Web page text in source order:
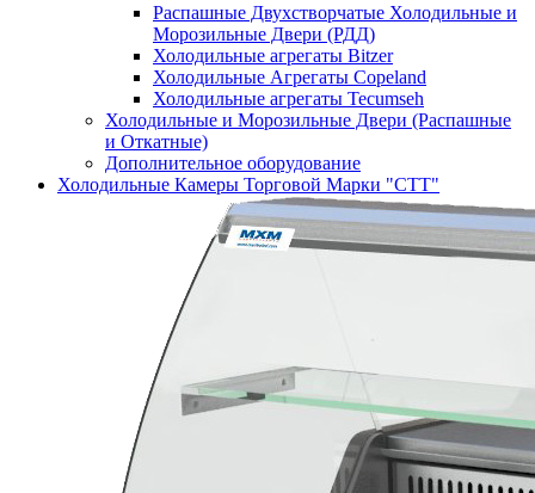
Распашные Двухстворчатые Холодильные и
Морозильные Двери (РДД)
Холодильные агрегаты Bitzer
Холодильные Агрегаты Copeland
Холодильные агрегаты Tecumseh
Холодильные и Морозильные Двери (Распашные
и Откатные)
Дополнительное оборудование
Холодильные Камеры Торговой Марки "СТТ"